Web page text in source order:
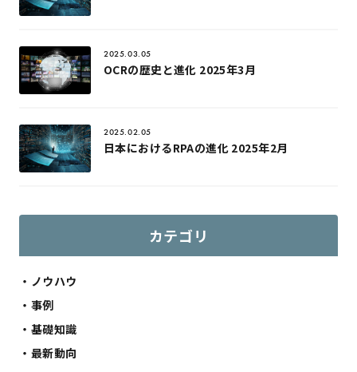
2025.03.05
OCRの歴史と進化 2025年3月
2025.02.05
日本におけるRPAの進化 2025年2月
カテゴリ
ノウハウ
事例
基礎知識
最新動向